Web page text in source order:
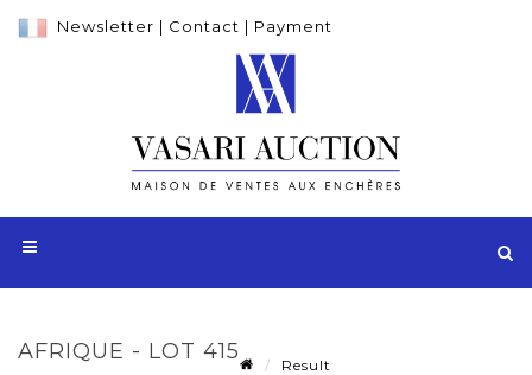
Newsletter | Contact | Payment
AFRIQUE - LOT 415
Result